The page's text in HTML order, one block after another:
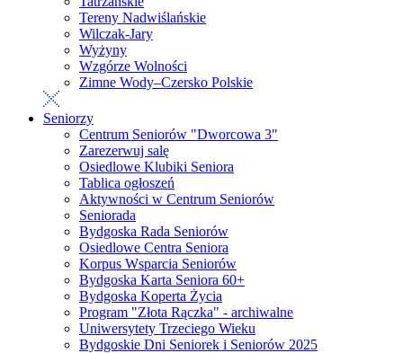
Tereny Nadwiślańskie
Wilczak-Jary
Wyżyny
Wzgórze Wolności
Zimne Wody–Czersko Polskie
Seniorzy
Centrum Seniorów "Dworcowa 3"
Zarezerwuj salę
Osiedlowe Klubiki Seniora
Tablica ogłoszeń
Aktywności w Centrum Seniorów
Seniorada
Bydgoska Rada Seniorów
Osiedlowe Centra Seniora
Korpus Wsparcia Seniorów
Bydgoska Karta Seniora 60+
Bydgoska Koperta Życia
Program "Złota Rączka" - archiwalne
Uniwersytety Trzeciego Wieku
Bydgoskie Dni Seniorek i Seniorów 2025